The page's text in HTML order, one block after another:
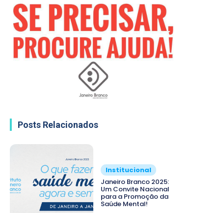
Posts Relacionados
Institucional
Janeiro Branco 2025:
Um Convite Nacional
para a Promoção da
Saúde Mental!